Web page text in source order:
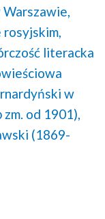
rosyjskim,
literacka
w
od 1901),
(1869-